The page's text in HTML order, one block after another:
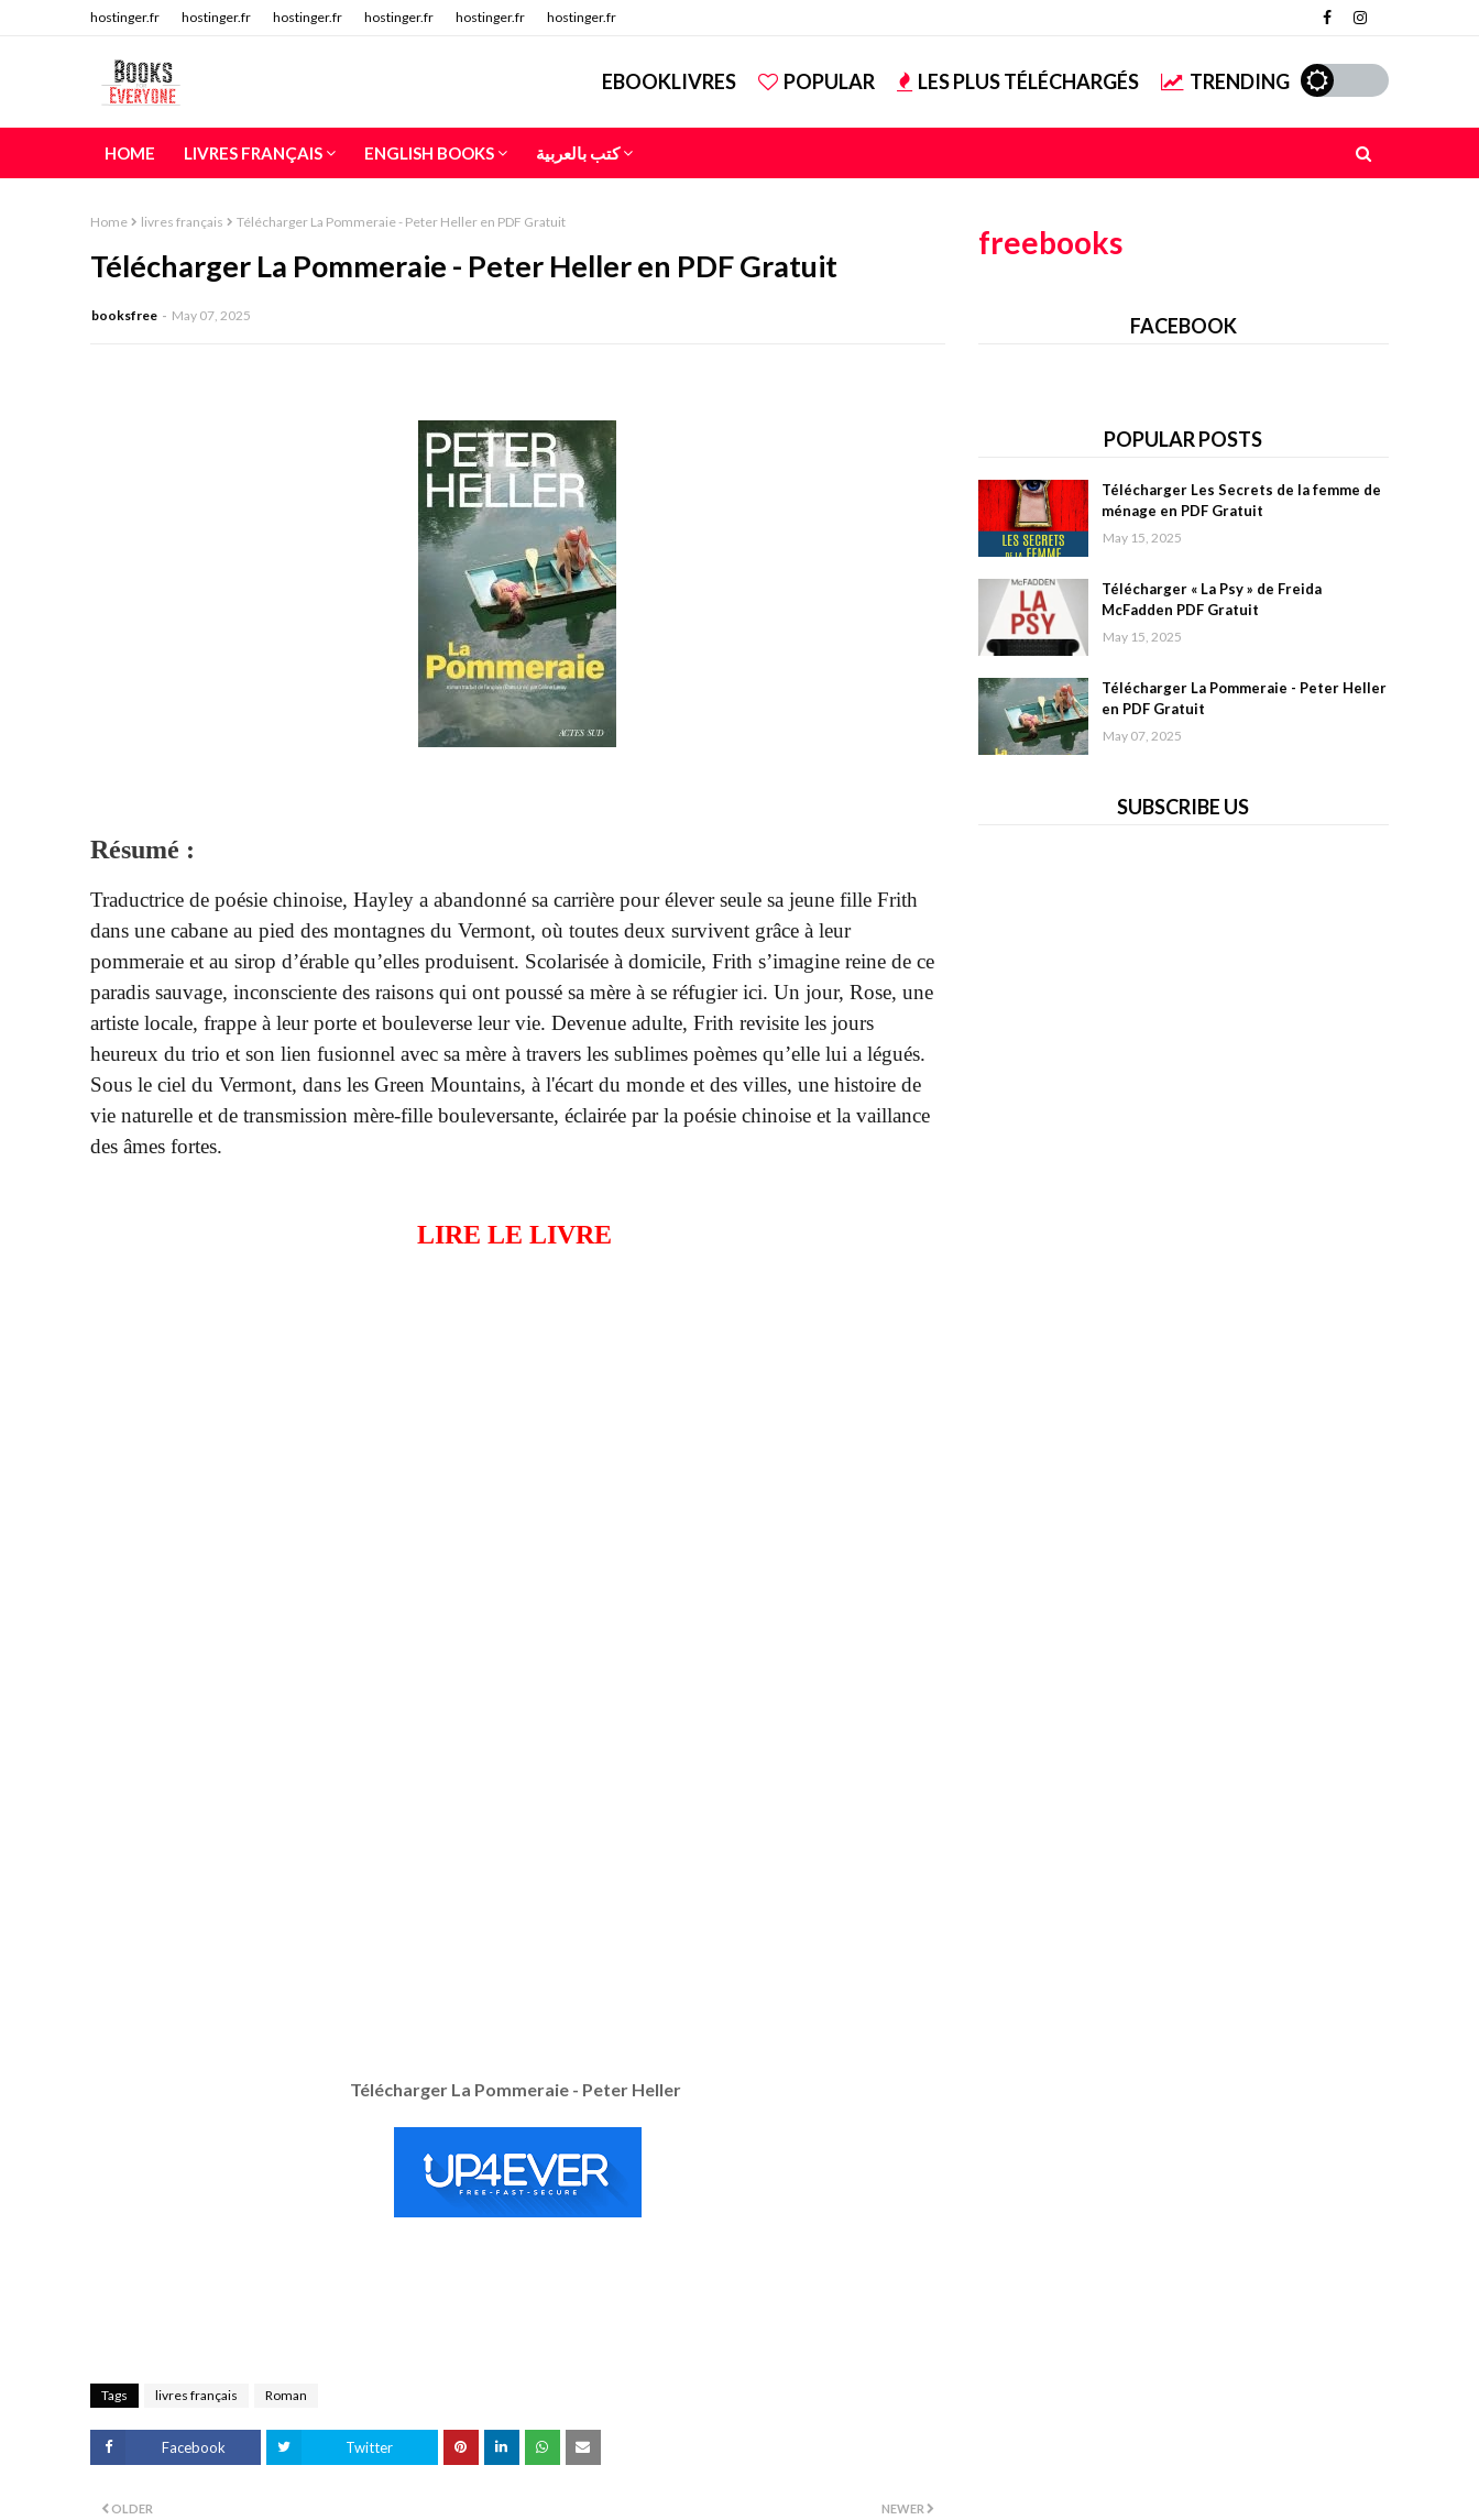
hostinger.fr hostinger.fr hostinger.fr hostinger.fr hostinger.fr hostinger.fr
EBOOKLIVRES POPULAR LES PLUS TÉLÉCHARGÉS TRENDING
HOME LIVRES FRANÇAIS ENGLISH BOOKS كتب بالعربية
Home livres français Télécharger La Pommeraie - Peter Heller en PDF Gratuit
Télécharger La Pommeraie - Peter Heller en PDF Gratuit
booksfree May 07, 2025
Résumé :
Traductrice de poésie chinoise, Hayley a abandonné sa carrière pour élever seule sa jeune fille Frith
dans une cabane au pied des montagnes du Vermont, où toutes deux survivent grâce à leur
pommeraie et au sirop d’érable qu’elles produisent. Scolarisée à domicile, Frith s’imagine reine de ce
paradis sauvage, inconsciente des raisons qui ont poussé sa mère à se réfugier ici. Un jour, Rose, une
artiste locale, frappe à leur porte et bouleverse leur vie. Devenue adulte, Frith revisite les jours
heureux du trio et son lien fusionnel avec sa mère à travers les sublimes poèmes qu’elle lui a légués.
Sous le ciel du Vermont, dans les Green Mountains, à l'écart du monde et des villes, une histoire de
vie naturelle et de transmission mère-fille bouleversante, éclairée par la poésie chinoise et la vaillance
des âmes fortes.
LIRE LE LIVRE
Télécharger La Pommeraie - Peter Heller
Tags livres français Roman
Facebook Twitter
NEWER
OLDER
freebooks
FACEBOOK
POPULAR POSTS
Télécharger Les Secrets de la femme de
ménage en PDF Gratuit
May 15, 2025
Télécharger « La Psy » de Freida
McFadden PDF Gratuit
May 15, 2025
Télécharger La Pommeraie - Peter Heller
en PDF Gratuit
May 07, 2025
SUBSCRIBE US